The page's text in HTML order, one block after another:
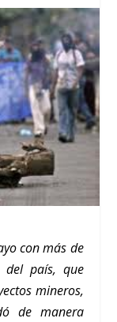
con más de
del país, que
mineros,
de manera